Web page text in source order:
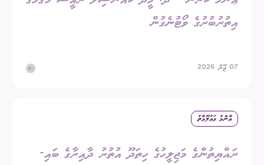
އިތުރުބުރުގެ ވޯޓުނެގުން
07 ޖޫން 2026
ޢާންމު މަޢުލޫމާތު
ރައްޔިތުންގެ މަޖިލީހުގެ ހިތަދޫ އުތުރު ދާއިރާގެ ބައި-